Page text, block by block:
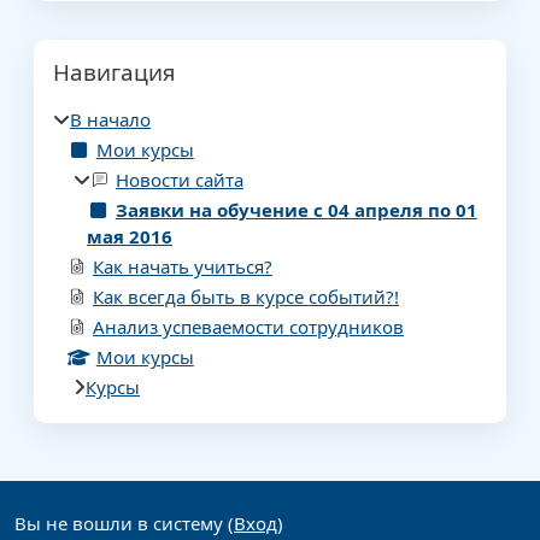
Блоки
Навигация
В начало
Мои курсы
Новости сайта
Заявки на обучение с 04 апреля по 01
мая 2016
Как начать учиться?
Как всегда быть в курсе событий?!
Анализ успеваемости сотрудников
Мои курсы
Курсы
Дополнительные блоки
Вы не вошли в систему (Вход)